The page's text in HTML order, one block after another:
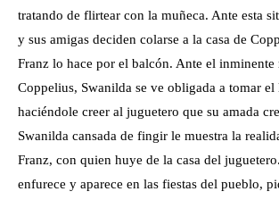
tratando de flirtear con la muñeca. Ante esta
y sus amigas deciden colarse a la casa de
Franz lo hace por el balcón. Ante el inminente
Coppelius, Swanilda se ve obligada a tomar
haciéndole creer al juguetero que su amada
Swanilda cansada de fingir le muestra la
Franz, con quien huye de la casa del
enfurece y aparece en las fiestas del pueblo,